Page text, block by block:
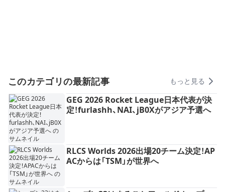
このカテゴリの最新記事 もっと見る
GEG 2026 Rocket League日本代表が決
定！furlashh、NAI、jB0Xがアジア予選へ
RLCS Worlds 2026出場20チーム決定！AP
ACからは「TSM」が世界へ